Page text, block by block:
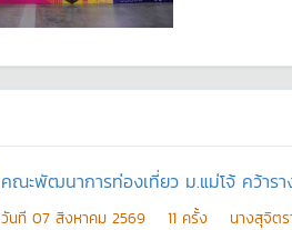
คณะพัฒนาการท่องเที่ยว ม.แม่โจ้ คว้ารา
วันที 07 สิงหาคม 2569 11 ครั้ง นางสุจิต